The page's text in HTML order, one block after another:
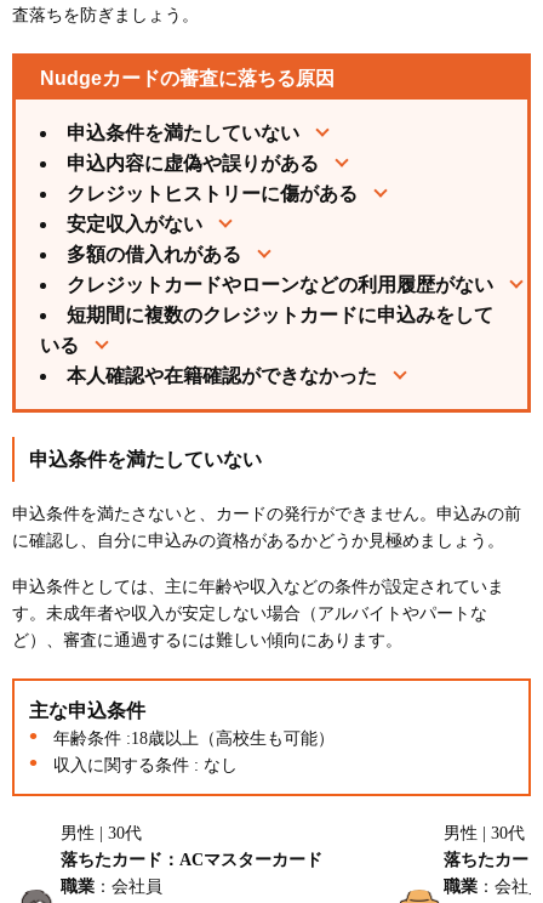
査落ちを防ぎましょう。
Nudgeカードの審査に落ちる原因
申込条件を満たしていない
申込内容に虚偽や誤りがある
クレジットヒストリーに傷がある
安定収入がない
多額の借入れがある
クレジットカードやローンなどの利用履歴がない
短期間に複数のクレジットカードに申込みをして
いる
本人確認や在籍確認ができなかった
申込条件を満たしていない
申込条件を満たさないと、カードの発行ができません。申込みの前
に確認し、自分に申込みの資格があるかどうか見極めましょう。
申込条件としては、主に年齢や収入などの条件が設定されていま
す。未成年者や収入が安定しない場合（アルバイトやパートな
ど）、審査に通過するには難しい傾向にあります。
主な申込条件
年齢条件 :18歳以上（高校生も可能）
収入に関する条件 : なし
男性 | 30代
落ちたカード：ACマスターカード
職業 ：会社員
男性 | 30代
落ちたカー
職業 ：会社